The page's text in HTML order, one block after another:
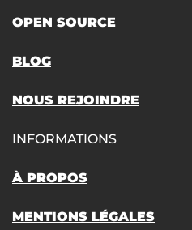
OPEN SOURCE
BLOG
NOUS REJOINDRE
INFORMATIONS
À PROPOS
MENTIONS LÉGALES